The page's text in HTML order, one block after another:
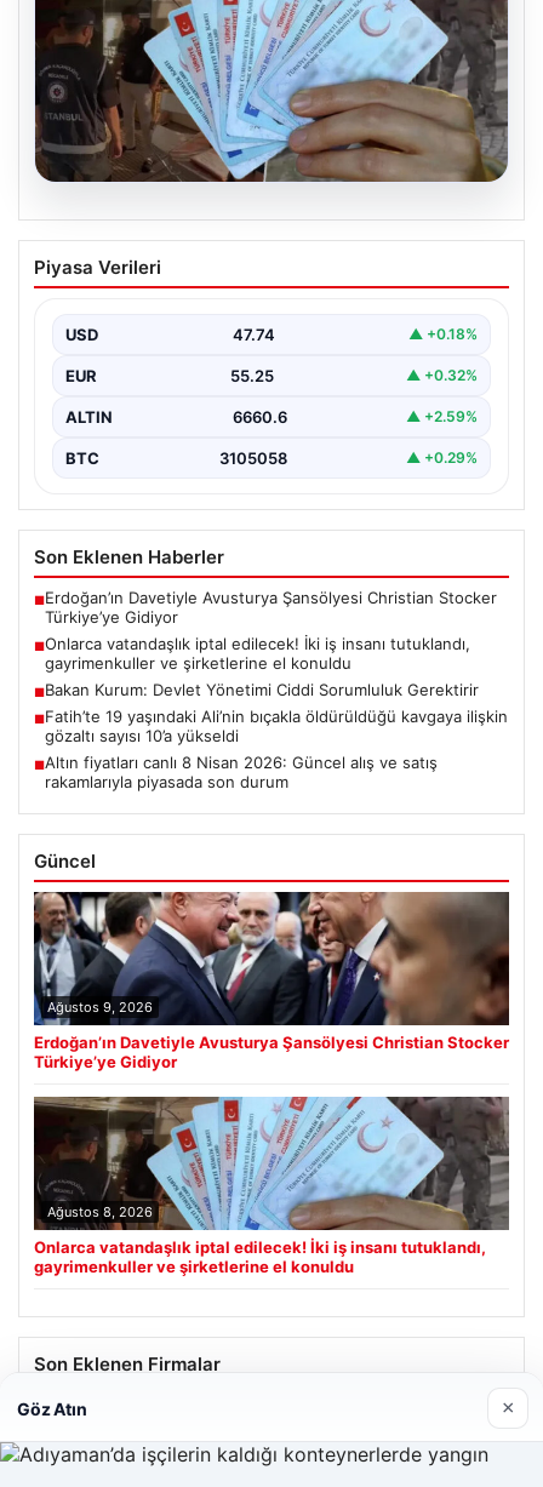
Onlarca vatandaşlık iptal edilecek! İki iş
insanı tutuklandı, gayrimenkuller ve
Piyasa Verileri
USD 47.74 ▲ +0.18%
EUR 55.25 ▲ +0.32%
ALTIN 6660.6 ▲ +2.59%
BTC 3105058 ▲ +0.29%
Son Eklenen Haberler
■Erdoğan’ın Davetiyle Avusturya Şansölyesi Christian Stocker
Türkiye’ye Gidiyor
■Onlarca vatandaşlık iptal edilecek! İki iş insanı tutuklandı,
gayrimenkuller ve şirketlerine el konuldu
■Bakan Kurum: Devlet Yönetimi Ciddi Sorumluluk Gerektirir
■Fatih’te 19 yaşındaki Ali’nin bıçakla öldürüldüğü kavgaya ilişkin
gözaltı sayısı 10’a yükseldi
■Altın fiyatları canlı 8 Nisan 2026: Güncel alış ve satış
rakamlarıyla piyasada son durum
Güncel
Ağustos 9, 2026
Erdoğan’ın Davetiyle Avusturya Şansölyesi Christian Stocker
Türkiye’ye Gidiyor
Ağustos 8, 2026
Onlarca vatandaşlık iptal edilecek! İki iş insanı tutuklandı,
gayrimenkuller ve şirketlerine el konuldu
Son Eklenen Firmalar
Prenses Night Club
Nisan 29, 2026
Göz Atın ×